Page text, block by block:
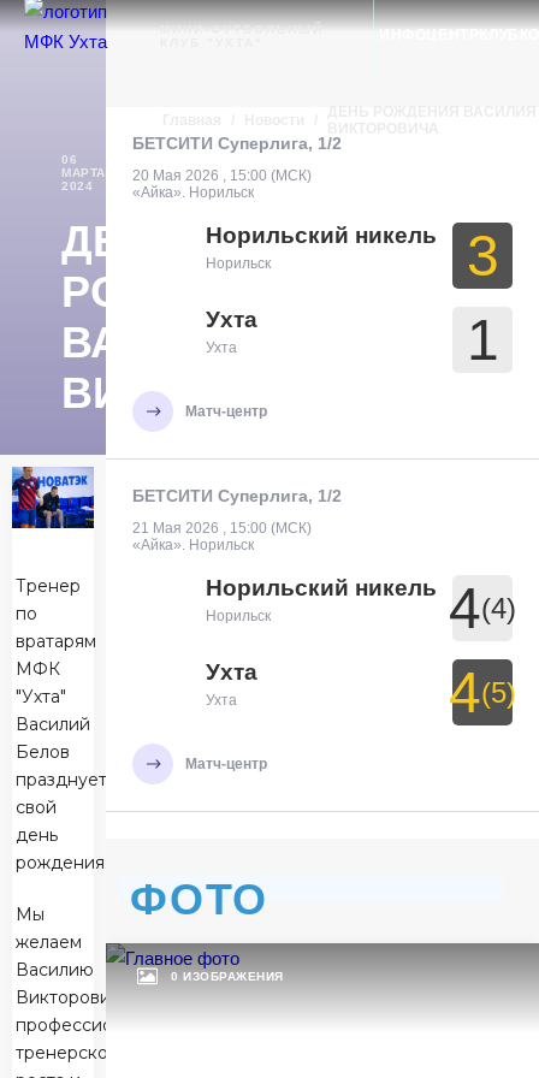
Ухта
МИНИ-ФУТБОЛЬНЫЙ
06
МАРТА
2024
НОВОСТИ
ДЕНЬ
РОЖДЕНИЯ
ВАСИЛИЯ
ВИКТОРОВИЧА
Тренер
по
вратарям
МФК
"Ухта"
Василий
Белов
празднует
свой
день
рождения.
Мы
желаем
Василию
Викторовичу
профессионального
тренерского
БЕТСИТИ Суперлига, 1/2
20 Мая 2026 , 15:00 (МСК)
«Айка». Норильск
Норильский никель
Норильск 3
Ухта
Ухта 1
Матч-центр
БЕТСИТИ Суперлига, 1/2
21 Мая 2026 , 15:00 (МСК)
«Айка». Норильск
Норильский никель
Норильск 4(4)
Ухта
Ухта 4(5)
Матч-центр
29 Мая 2026 , 19:30 (МСК)
УСК «Ухта». Ухта
Ухта
Ухта 7
ФОТО
0 ИЗОБРАЖЕНИЯ